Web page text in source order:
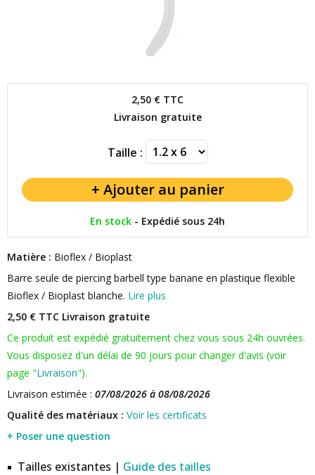
2,50 € TTC
Livraison gratuite
Taille :
En stock - Expédié sous 24h
Matière : Bioflex / Bioplast
Barre seule de piercing barbell type banane en plastique flexible
Bioflex / Bioplast blanche. Lire plus
2,50 € TTC Livraison gratuite
Ce produit est expédié gratuitement chez vous sous 24h ouvrées.
Vous disposez d'un délai de 90 jours pour changer d'avis (voir
page "Livraison").
Livraison estimée : 07/08/2026 à 08/08/2026
Qualité des matériaux : Voir les certificats
+ Poser une question
Tailles existantes | Guide des tailles